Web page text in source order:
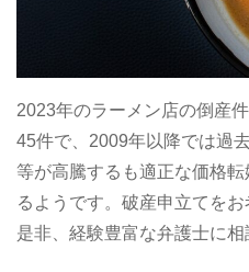
2023年のラーメン店の倒産
45件で、2009年以降では過
等が高騰するも適正な価格
るようです。破産申立てを
是非、経験豊富な弁護士に相